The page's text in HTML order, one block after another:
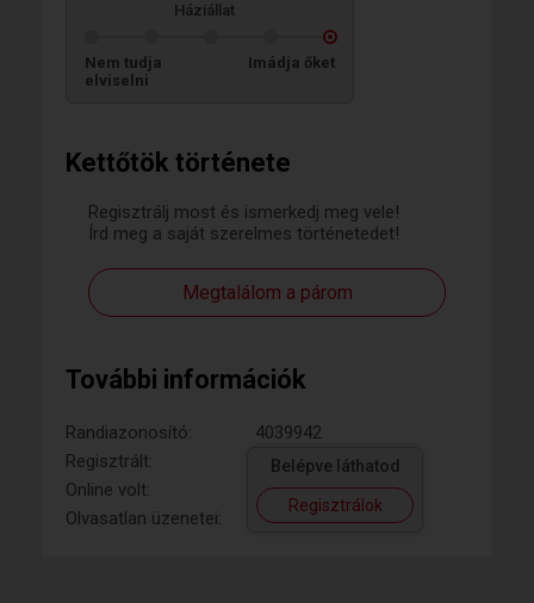
Kettőtök története
Regisztrálj most és ismerkedj meg vele!
Írd meg a saját szerelmes történetedet!
Megtalálom a párom
További információk
Randiazonosító:
4039942
Regisztrált:
Online volt:
Olvasatlan üzenetei:
Belépve láthatod
Regisztrálok
Háziállat
Nem tudja
elviselni
Imádja őket